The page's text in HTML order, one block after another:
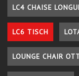
LC4 CHAISE
LC6 TISCH
LOUNGE CHAIR